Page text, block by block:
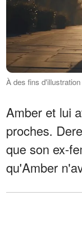
À des fins
Amber et lui
proches.
que son ex-
qu'Amber